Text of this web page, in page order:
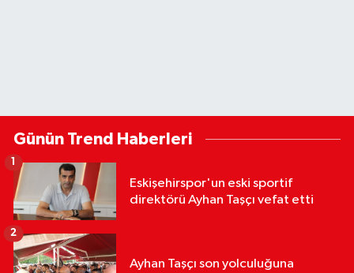
Günün Trend Haberleri
Eskişehirspor'un eski sportif
direktörü Ayhan Taşçı vefat etti
Ayhan Taşçı son yolculuğuna
2